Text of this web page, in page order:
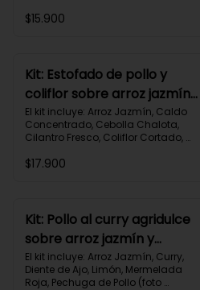
160g/p), Queso Crema, Receta
Grasas 14g | Proteínas 41g
$15.900
Kit: Estofado de pollo y
coliflor sobre arroz jazmín-
106
El kit incluye: Arroz Jazmín, Caldo
Concentrado, Cebolla Chalota,
Cilantro Fresco, Coliflor Cortado,
Pollo (foto 160g/p), Pimentón Verde,
Carbohidratos 79g | Grasas 21g |
Proteínas 42g
$17.900
Kit: Pollo al curry agridulce
sobre arroz jazmín y
zucchini horneado-148
El kit incluye: Arroz Jazmín, Curry,
Diente de Ajo, Limón, Mermelada
Roja, Pechuga de Pollo (foto